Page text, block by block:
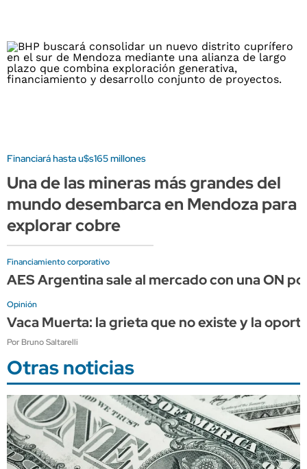
Financiará hasta u$s165 millones
Una de las mineras más grandes del
mundo desembarca en Mendoza para
explorar cobre
Financiamiento corporativo
AES Argentina sale al mercado con una ON
Opinión
Vaca Muerta: la grieta que no existe y la
Por Bruno Saltarelli
Otras noticias